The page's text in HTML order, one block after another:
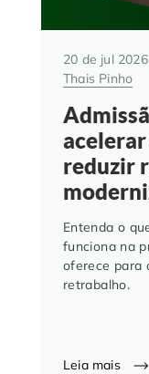
20 de jul 2026
Thais Pinho
reduzir
Entenda o
funciona na
oferece para
retrabalho.
Leia mais